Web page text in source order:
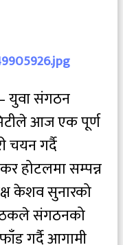
युवा संगठन
आज एक पूर्ण
चयन गर्दै
होटलमा सम्पन्न
केशव सुनारको
संगठनको
गर्दै आगामी